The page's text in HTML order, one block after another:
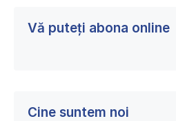
Vă puteți abona online
Cine suntem noi